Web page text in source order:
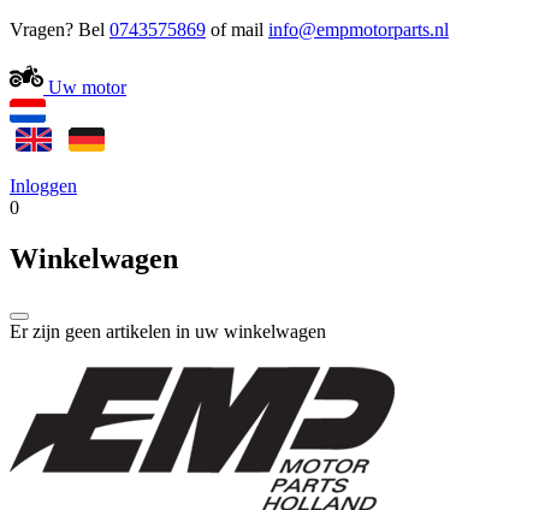
Vragen? Bel 0743575869 of mail
Uw motor
Inloggen
0
Winkelwagen
Er zijn geen artikelen in uw winkelwagen